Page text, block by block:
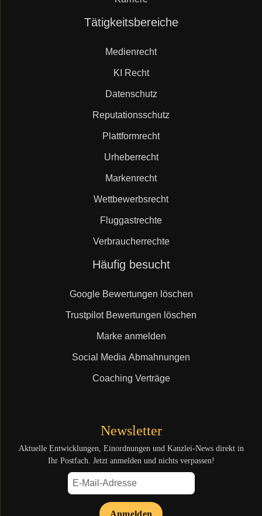
Tätigkeitsbereiche
Medienrecht
KI Recht
Datenschutz
Reputationsschutz
Plattformrecht
Urheberrecht
Markenrecht
Wettbewerbsrecht
Fluggastrechte
Verbraucherrechte
Häufig besucht
Google Bewertungen löschen
Trustpilot Bewertungen löschen
Marke anmelden
Social Media Abmahnungen
Coaching Verträge
Newsletter
Aktuelle Entwicklungen, Einordnungen und Kanzlei-News direkt in
Ihr Postfach. Jetzt anmelden und nichts verpassen!
Anmelden